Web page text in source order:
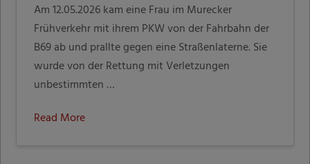
Am 12.05.2026 kam eine Frau im Murecker
Frühverkehr mit ihrem PKW von der Fahrbahn der
B69 ab und prallte gegen eine Straßenlaterne. Sie
wurde von der Rettung mit Verletzungen
unbestimmten …
Read More